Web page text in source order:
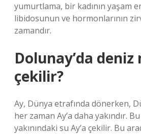
yumurtlama, bir kadının yaşam
libidosunun ve hormonlarının
zamandır.
Dolunay’da deniz
çekilir?
Ay, Dünya etrafında dönerken,
her zaman Ay’a daha yakındır.
yakınındaki su Ay’a çekilir. Bu